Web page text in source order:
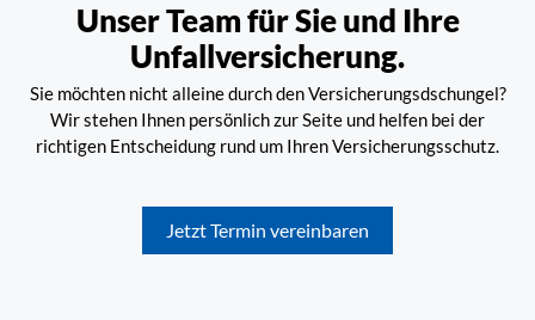
Unser Team für Sie und Ihre
Unfallversicherung.
Sie möchten nicht alleine durch den Versicherungsdschungel?
Wir stehen Ihnen persönlich zur Seite und helfen bei der
richtigen Entscheidung rund um Ihren Versicherungsschutz.
Jetzt Termin vereinbaren